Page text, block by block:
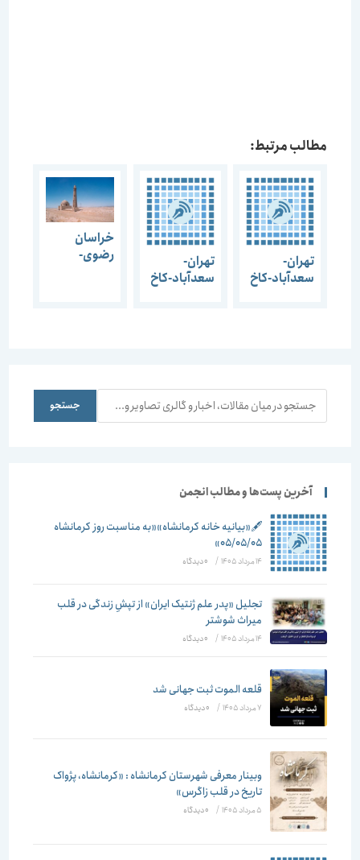
مطالب مرتبط:
تهران-
سعدآباد-کاخ
تهران-
سعدآباد-کاخ
خراسان
رضوی-
جستجو جستجو
آخرین پست‌ها و مطالب انجمن
🖋️«بیانیه خانه کرمانشاه»«به مناسبت روز کرمانشاه
۰۵/۰۵/۰۵»
14 مرداد 1405 / ۰ دیدگاه
تجلیل «پدر علم ژنتیک ایران» از تپشِ زندگی در قلب
میراث شوشتر
14 مرداد 1405 / ۰ دیدگاه
قلعه الموت ثبت جهانی شد
7 مرداد 1405 / ۰ دیدگاه
وبینار معرفی شهرستان کرمانشاه : «کرمانشاه، پژواک
تاریخ در قلب زاگرس»
5 مرداد 1405 / ۰ دیدگاه